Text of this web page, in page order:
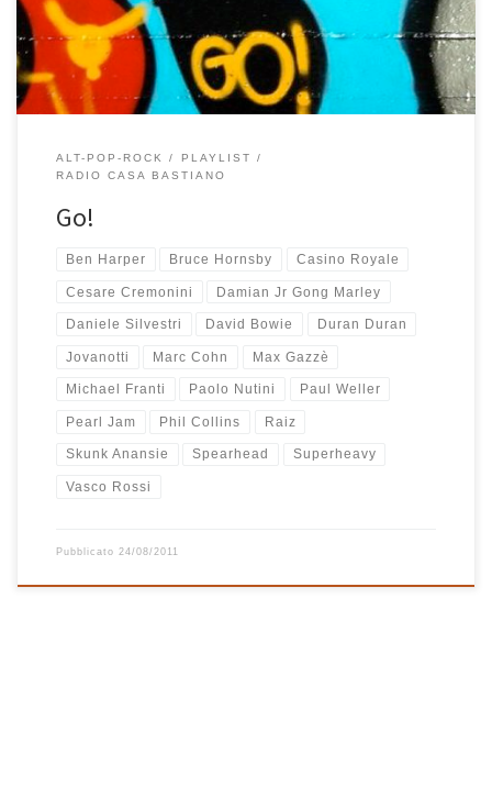
quale Jovanotti ha definitivamente sdoganato […]
ALT-POP-ROCK
PLAYLIST
RADIO CASA BASTIANO
Go!
Ben Harper Bruce Hornsby Casino Royale
Cesare Cremonini Damian Jr Gong Marley
Daniele Silvestri David Bowie Duran Duran
Jovanotti Marc Cohn Max Gazzè
Michael Franti Paolo Nutini Paul Weller
Pearl Jam Phil Collins Raiz
Skunk Anansie Spearhead Superheavy
Vasco Rossi
Pubblicato 24/08/2011